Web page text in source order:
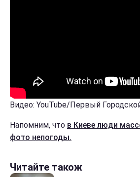
Видео: YouTube/Первый
Напомним, что в Киеве люди
фото непогоды.
Читайте також